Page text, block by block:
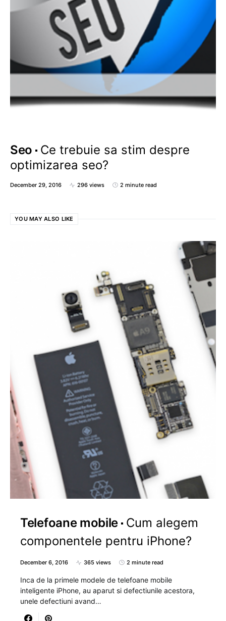
Seo
Ce trebuie sa stim despre
optimizarea seo?
December 29, 2016 296 views 2 minute read
YOU MAY ALSO LIKE
Telefoane mobile Cum alegem
componentele pentru iPhone?
December 6, 2016 365 views 2 minute read
Inca de la primele modele de telefoane mobile
inteligente iPhone, au aparut si defectiunile acestora,
unele defectiuni avand…